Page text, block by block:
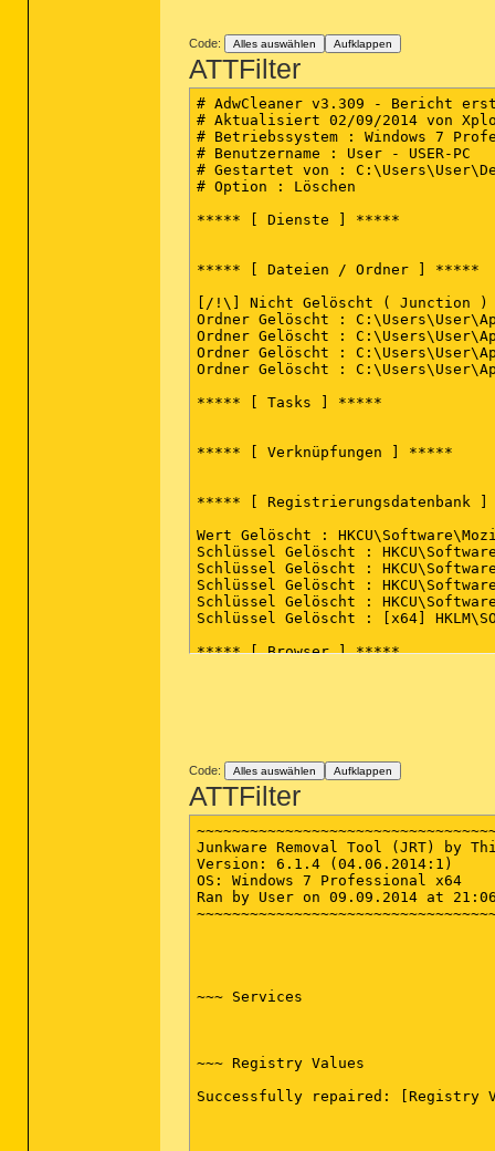
Code: Alles auswählen Aufklappen
ATTFilter
# AdwCleaner v3.309 - Bericht
# Aktualisiert 02/09/2014 von
# Betriebssystem : Windows 7
# Benutzername : User - USER-PC
# Gestartet von :
# Option : Löschen
***** [ Dienste ] *****
***** [ Dateien / Ordner ] *****
[/!\] Nicht Gelöscht ( Junction ) :
Ordner Gelöscht :
Ordner Gelöscht :
Ordner Gelöscht :
Ordner Gelöscht :
***** [ Tasks ] *****
***** [ Verknüpfungen ] *****
***** [ Registrierungsdatenbank
Wert Gelöscht :
Schlüssel Gelöscht :
Schlüssel Gelöscht :
Schlüssel Gelöscht :
Schlüssel Gelöscht :
Schlüssel Gelöscht : [x64]
***** [ Browser ] *****
[ Datei :
-\\ Google Chrome v
*************************
AdwCleaner[R1].txt - [1827
AdwCleaner[S1].txt - [1568
Code: Alles auswählen Aufklappen
ATTFilter
Junkware Removal Tool (JRT) by
Version: 6.1.4 (04.06.2014:1)
OS: Windows 7 Professional x64
Ran by User on 09.09.2014 at
~~~ Services
~~~ Registry Values
Successfully repaired: [Registry